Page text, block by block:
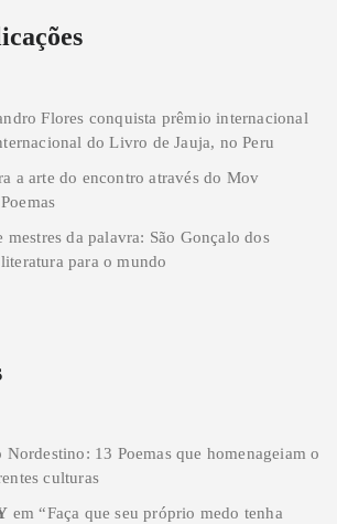
Flores conquista prêmio internacional
do Livro de Jauja, no Peru
a arte do encontro através do Mov
mestres da palavra: São Gonçalo dos
para o mundo
Nordestino: 13 Poemas que homenageiam o
culturas
em“Faça que seu próprio medo tenha